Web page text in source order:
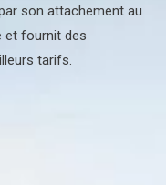
son attachement au
et fournit des
tarifs.